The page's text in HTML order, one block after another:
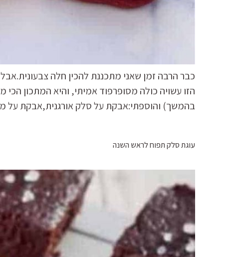
כבר הרבה זמן שאני מתכננת להכין חלה
הזו עשויה כולה מסופרפוד אמיתי, והיא המתכון
בהמשך) והוספתי:אבקת על סלק אורגנית,אבקת על
עוגת סלק תפוח לראש השנה